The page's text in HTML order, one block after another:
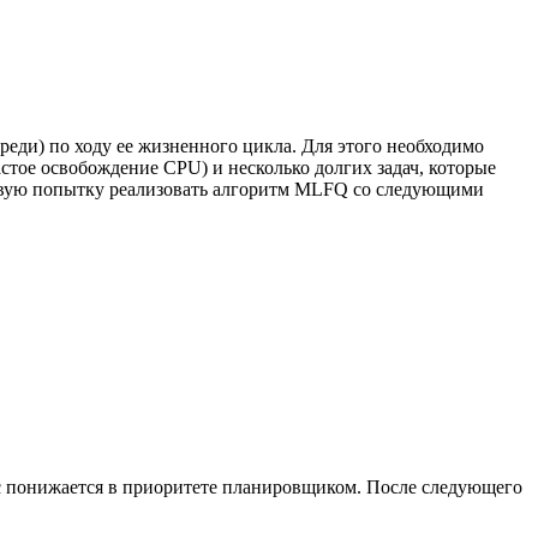
по ходу ее жизненного цикла. Для этого необходимо
освобождение CPU) и несколько долгих задач, которые
попытку реализовать алгоритм MLFQ со следующими
в приоритете планировщиком. После следующего